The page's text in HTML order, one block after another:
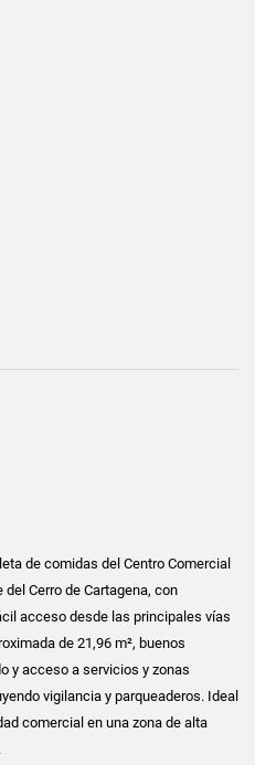
de comidas del Centro Comercial
Cerro de Cartagena, con
acceso desde las principales vías
de 21,96 m², buenos
y acceso a servicios y zonas
vigilancia y parqueaderos. Ideal
comercial en una zona de alta